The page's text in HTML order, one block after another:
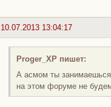
10.07.2013 13:04:17
Proger_XP пишет:
А асмом ты
на этом форуме не